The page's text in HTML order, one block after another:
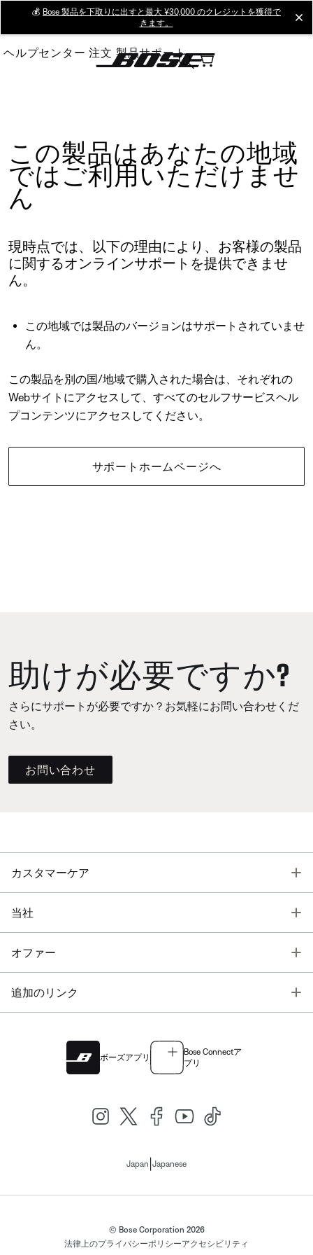
Main
💰 Bose 製品を下取りに出すと最大 ¥30,000 のクレジットを獲得で
きます。
ヘルプセンター 注文 製品サポート
この製品はあなたの地域
ではご利用いただけませ
ん
現時点では、以下の理由により、お客様の製品
に関するオンラインサポートを提供できませ
ん。
この地域では製品のバージョンはサポートされていませ
ん。
この製品を別の国/地域で購入された場合は、それぞれの
Webサイトにアクセスして、すべてのセルフサービスヘル
プコンテンツにアクセスしてください。
サポートホームページへ
助けが必要ですか?
さらにサポートが必要ですか？お気軽にお問い合わせくだ
さい。
お問い合わせ
カスタマーケア
当社
オファー
追加のリンク
ボーズアプリ
Bose Connectア
プリ
Japan Japanese
© Bose Corporation 2026
法律上のプライバシーポリシーアクセシビリティ